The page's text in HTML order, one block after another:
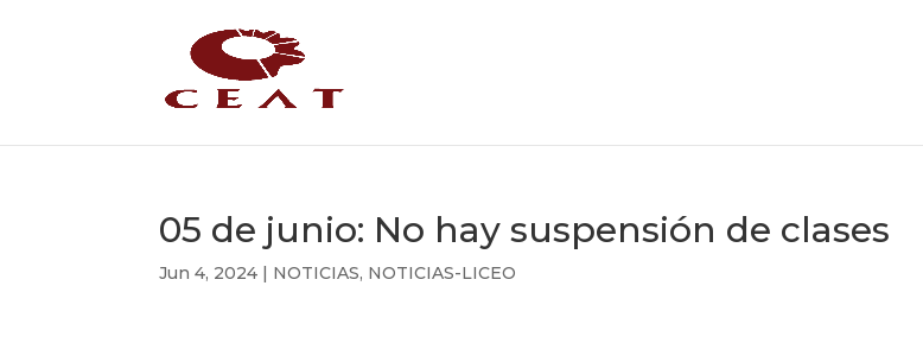
05 de junio: No hay suspensión de clases
Jun 4, 2024 | NOTICIAS, NOTICIAS-LICEO